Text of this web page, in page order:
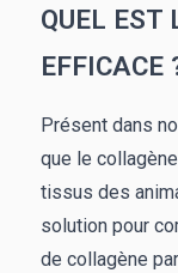
QUEL EST
EFFICACE
Présent dans
que le
tissus des
solution pour
de collagène